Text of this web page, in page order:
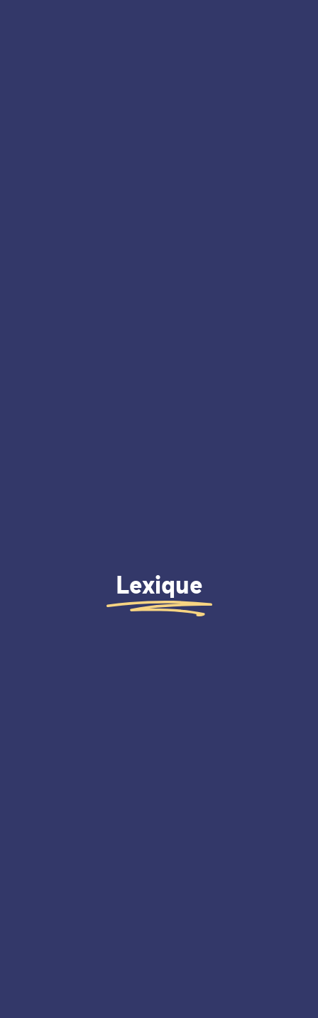
Lexique